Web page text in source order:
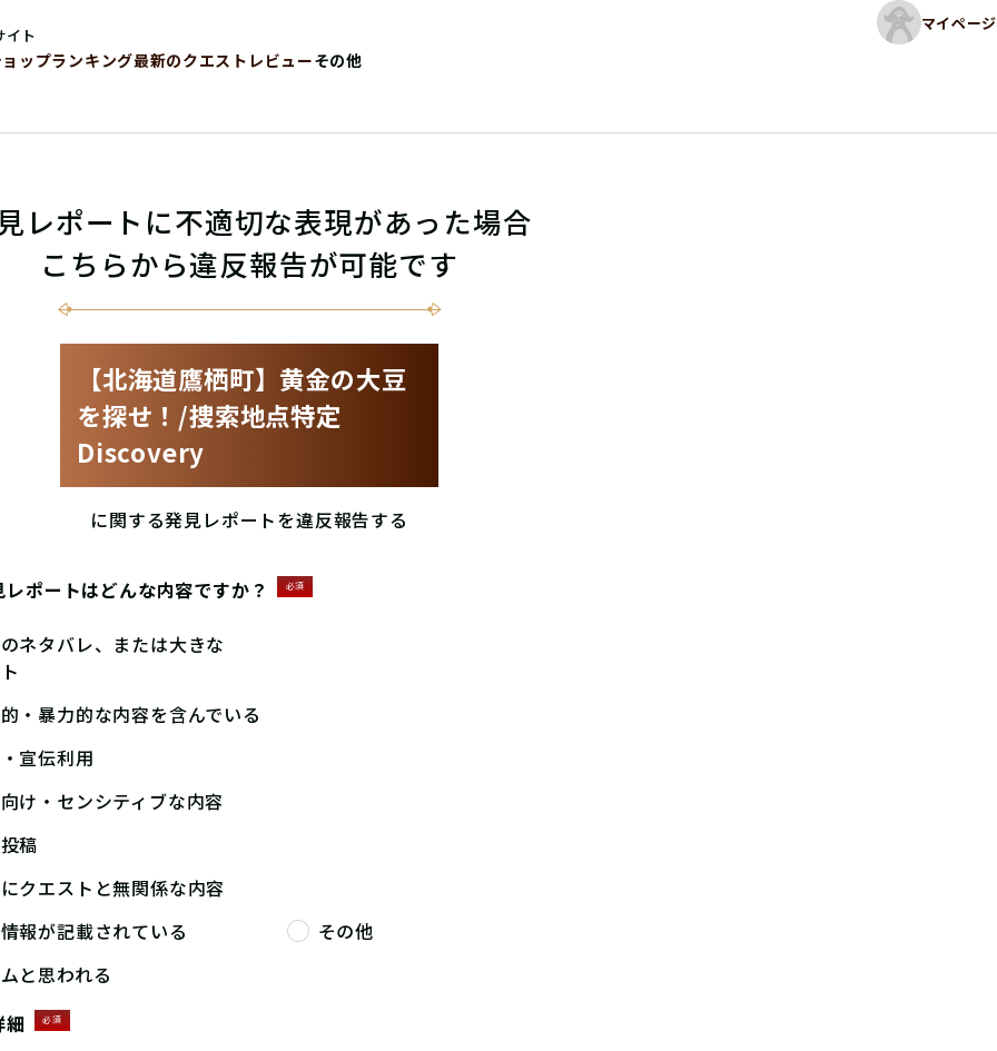
イト
マイページ
ップランキング最新のクエストレビューその他
レポートに不適切な表現があった場合
こちらから違反報告が可能です
【北海道鷹栖町】黄金の大豆
を探せ！/捜索地点特定
Discovery
に関する発見レポートを違反報告する
ポートはどんな内容ですか？ 必須
ネタバレ、または大きな
・暴力的な内容を含んでいる
宣伝利用
け・センシティブな内容
稿
クエストと無関係な内容
報が記載されている
その他
と思われる
細
必須